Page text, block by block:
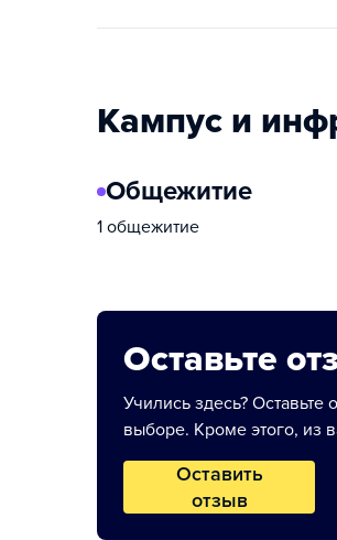
Кампус и
Общежитие
1 общежитие
Оставьте
Учились здесь?
выборе. Кроме этого, из
Оставить
отзыв